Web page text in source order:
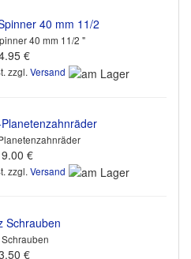
40 mm 11/2 "
€
zzgl. Versand
€
zzgl. Versand
€